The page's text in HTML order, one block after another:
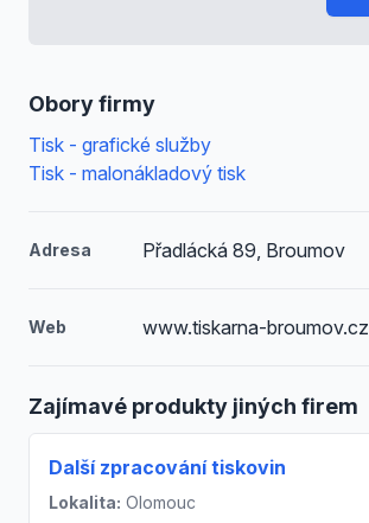
Obory firmy
Tisk - grafické služby
Tisk - malonákladový tisk
Adresa Přadlácká 89, Broumov
Web www.tiskarna-broumov.cz
Zajímavé produkty jiných firem
Další zpracování tiskovin
Lokalita: Olomouc